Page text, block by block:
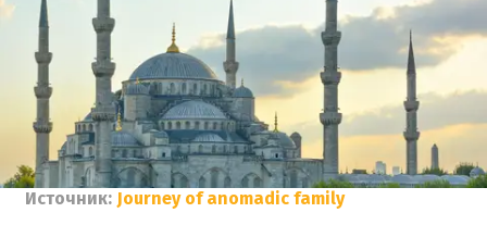
Источник: Journey of anomadic family